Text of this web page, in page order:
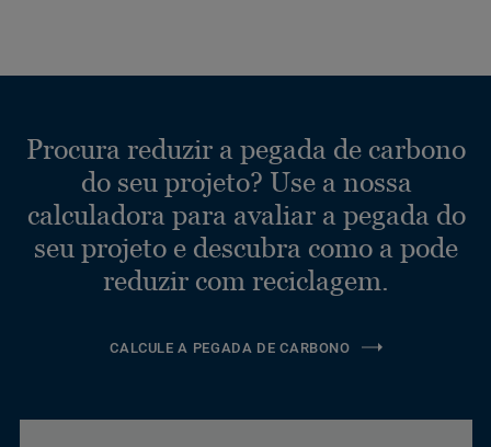
Procura reduzir a pegada de carbono
do seu projeto? Use a nossa
calculadora para avaliar a pegada do
seu projeto e descubra como a pode
reduzir com reciclagem.
CALCULE A PEGADA DE CARBONO